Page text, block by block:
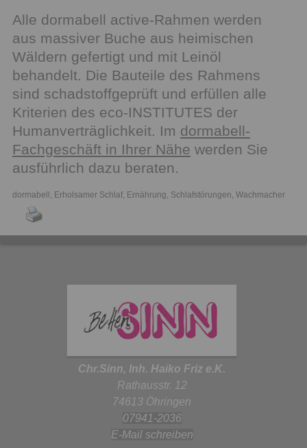
Alle dormabell active-Rahmen werden
aus massiver Buche aus heimischen
Wäldern gefertigt und mit Leinöl
behandelt. Die Bauteile des Rahmens
sind schadstoffgeprüft und erfüllen alle
Kriterien des eco-INSTITUTES der
Humanverträglichkeit. Im dormabell-
Fachgeschäft in Ihrer Nähe werden Sie
ausführlich dazu beraten.
dormabell , Erholsamer Schlaf, Ernährung, Schlafstörungen, Wachmacher
Chr.Sinn, Inh. Haiko Friz e.K.
Rathausstr. 12
74613 Öhringen
07941-2036
E-Mail schreiben